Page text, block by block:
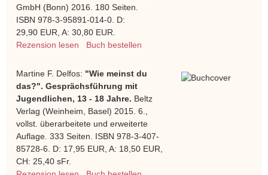
GmbH (Bonn) 2016. 180 Seiten.
ISBN 978-3-95891-014-0. D:
29,90 EUR, A: 30,80 EUR.
Rezension lesen
Buch bestellen
Martine F. Delfos: "Wie meinst du
das?". Gesprächsführung mit
Jugendlichen, 13 - 18 Jahre. Beltz
Verlag (Weinheim, Basel) 2015. 6.,
vollst. überarbeitete und erweiterte
Auflage. 333 Seiten. ISBN 978-3-407-
85728-6. D: 17,95 EUR, A: 18,50 EUR,
CH: 25,40 sFr.